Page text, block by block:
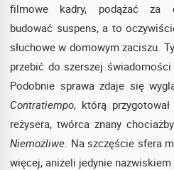
filmowe kadry, podążać za
budować suspens, a to
słuchowe w domowym zaciszu.
przebić do szerszej
Podobnie sprawa zdaje się
Contratiempo, którą
reżysera, twórca znany
Niemożliwe . Na szczęście sfera
więcej, aniżeli jedynie nazwiskiem